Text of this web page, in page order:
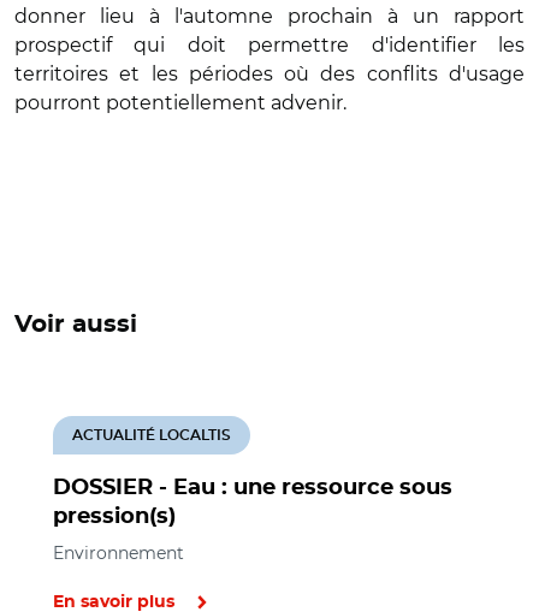
donner lieu à l'automne prochain à un rapport
prospectif qui doit permettre d'identifier les
territoires et les périodes où des conflits d'usage
pourront potentiellement advenir.
Voir aussi
DOSSIER - Eau : une ressource sous
pression(s)
ACTUALITÉ LOCALTIS
Environnement
En savoir plus